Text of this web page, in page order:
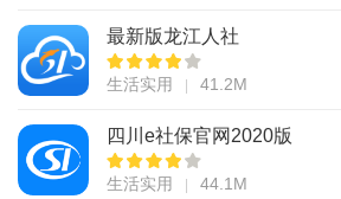
最新版龙江人社
生活实用 41.2M
四川e社保官网2020版
生活实用 44.1M